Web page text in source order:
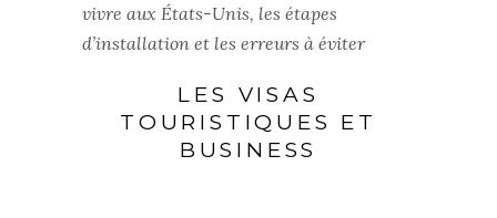
vivre aux États-Unis, les étapes
d’installation et les erreurs à éviter
LES VISAS
TOURISTIQUES ET
BUSINESS